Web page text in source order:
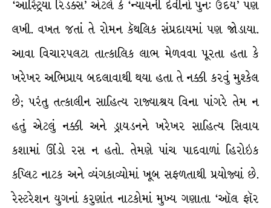
‘આસ્ટ્રિયા રિડક્સ’ એટલે કે ‘ન્યાયની દેવીનો પુન: ઉદય’ પણ
લખી. વખત જતાં તે રોમન કૅથલિક સંપ્રદાયમાં પણ જોડાયા.
આવા વિચારપલટા તાત્કાલિક લાભ મેળવવા પૂરતા હતા કે
ખરેખર અભિપ્રાય બદલાવાથી થયા હતા તે નક્કી કરવું મુશ્કેલ
છે; પરંતુ તત્કાલીન સાહિત્ય રાજ્યાશ્રય વિના પાંગરે તેમ ન
હતું એટલું નક્કી અને ડ્રાયડનને ખરેખર સાહિત્ય સિવાય
કશામાં ઊંડો રસ ન હતો. તેમણે પાંચ પાદવાળાં હિરોઇક
કપ્લિટ નાટક અને વ્યંગકાવ્યોમાં ખૂબ સફળતાથી પ્રયોજ્યાં છે.
રેસ્ટરેશન યુગનાં કરુણાંત નાટકોમાં મુખ્ય ગણાતા ‘ઑલ ફૉર